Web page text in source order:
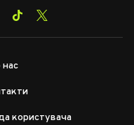
користувача